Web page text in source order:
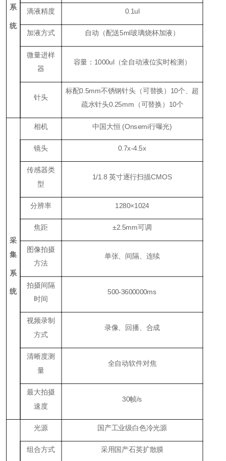
系
统
滴液精度 0.1ul
加液方式 自动（配送5ml玻璃烧杯加液）
微量进样
器
容量：1000ul（全自动液位实时检测）
针头
标配0.5mm不锈钢针头（可替换）10个、超
疏水针头0.25mm（可替换）10个
采
集
系
统
相机 中国大恒 (Onsemi行曝光)
镜头 0.7x-4.5x
传感器类
型
1/1.8 英寸逐行扫描CMOS
分辨率 1280×1024
焦距 ±2.5mm可调
图像拍摄
方法
单张、间隔、连续
拍摄间隔
时间
500-3600000ms
视频录制
方式
录像、回播、合成
清晰度测
量
全自动软件对焦
最大拍摄
速度
30帧/s
光源 国产工业级白色冷光源
组合方式 采用国产石英扩散膜